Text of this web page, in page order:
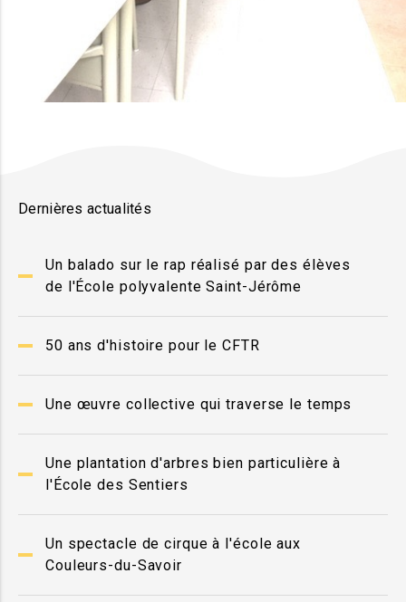
Dernières actualités
Un balado sur le rap réalisé par des élèves
de l'École polyvalente Saint-Jérôme
50 ans d'histoire pour le CFTR
Une œuvre collective qui traverse le temps
Une plantation d'arbres bien particulière à
l'École des Sentiers
Un spectacle de cirque à l'école aux
Couleurs-du-Savoir